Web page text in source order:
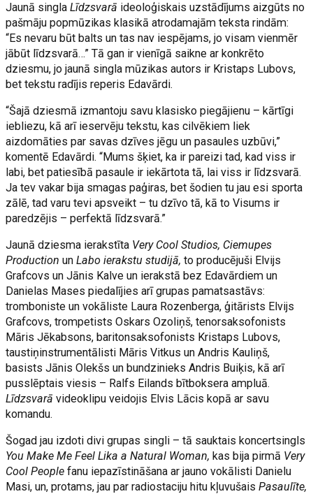
Jaunā singlaLīdzsvarā ideoloģiskais uzstādījums aizgūts no
pašmāju popmūzikas klasikā atrodamajām teksta rindām:
“Es nevaru būt balts un tas nav iespējams, jo visam vienmēr
jābūt līdzsvarā…” Tā gan ir vienīgā saikne ar konkrēto
dziesmu, jo jaunā singla mūzikas autors ir Kristaps Lubovs,
bet tekstu radījis reperis Edavārdi.
“Šajā dziesmā izmantoju savu klasisko piegājienu – kārtīgi
iebliezu, kā arī ieservēju tekstu, kas cilvēkiem liek
aizdomāties par savas dzīves jēgu un pasaules uzbūvi,”
komentē Edavārdi. “Mums šķiet, ka ir pareizi tad, kad viss ir
labi, bet patiesībā pasaule ir iekārtota tā, lai viss ir līdzsvarā.
Ja tev vakar bija smagas paģiras, bet šodien tu jau esi sporta
zālē, tad varu tevi apsveikt – tu dzīvo tā, kā to Visums ir
paredzējis – perfektā līdzsvarā.”
Jaunā dziesma ierakstīta Very Cool Studios, Ciemupes
Production un Labo ierakstu studijā, to producējuši Elvijs
Grafcovs un Jānis Kalve un ierakstā bez Edavārdiem un
Danielas Mases piedalījies arī grupas pamatsastāvs:
tromboniste un vokāliste Laura Rozenberga, ģitārists Elvijs
Grafcovs, trompetists Oskars Ozoliņš, tenorsaksofonists
Māris Jēkabsons, baritonsaksofonists Kristaps Lubovs,
taustiņinstrumentālisti Māris Vitkus un Andris Kauliņš,
basists Jānis Olekšs un bundzinieks Andris Buiķis, kā arī
pusslēptais viesis – Ralfs Eilands bītboksera ampluā.
Līdzsvarā videoklipu veidojis Elvis Lācis kopā ar savu
komandu.
Šogad jau izdoti divi grupas singli – tā sauktais koncertsingls
You Make Me Feel Lika a Natural Woman, kas bija pirmā Very
Cool People fanu iepazīstināšana ar jauno vokālisti Danielu
Masi, un, protams, jau par radiostaciju hitu kļuvušaisPasaulīte,